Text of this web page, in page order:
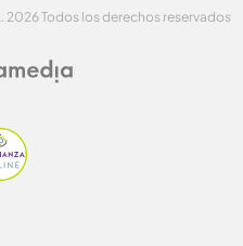
Todos los derechos reservados